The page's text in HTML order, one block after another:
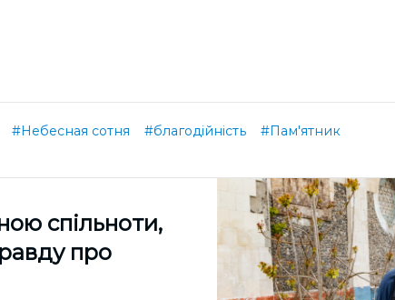
#Небесная сотня #благодійність #Пам'ятник
спільноти,
про